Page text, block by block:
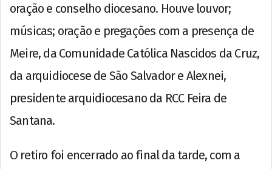
oração e conselho diocesano. Houve louvor;
músicas; oração e pregações com a presença de
Meire, da Comunidade Católica Nascidos da Cruz,
da arquidiocese de São Salvador e Alexnei,
presidente arquidiocesano da RCC Feira de
Santana.
O retiro foi encerrado ao final da tarde, com a